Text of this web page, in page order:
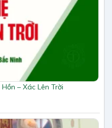
– Xác Lên Trời